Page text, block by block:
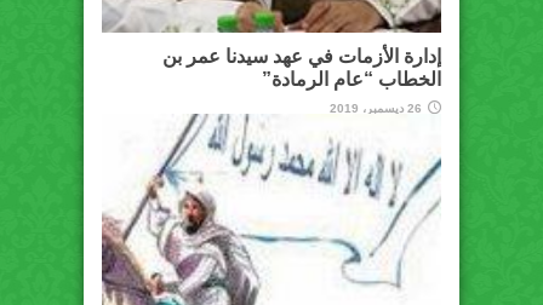
إدارة الأزمات في عهد سيدنا عمر بن
الخطاب “عام الرمادة”
26 ديسمبر، 2019